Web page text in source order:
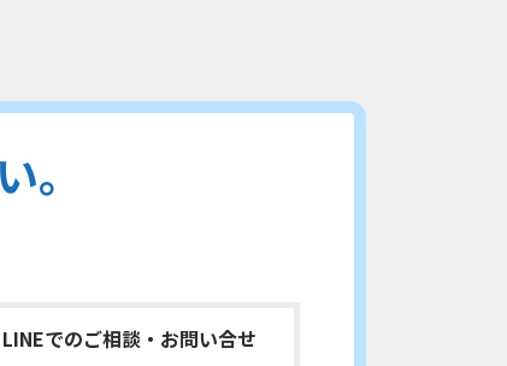
。
LINEでのご相談 ・お問い合せ